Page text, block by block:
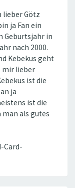
lieber Götz
ja Fan ein
Geburtsjahr in
nach 2000.
Kebekus geht
mir lieber
ist die
ja
ist die
als gutes
Card-